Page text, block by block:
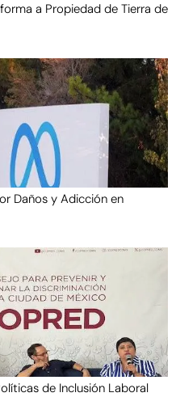
a Propiedad de Tierra de
Daños y Adicción en
de Inclusión Laboral